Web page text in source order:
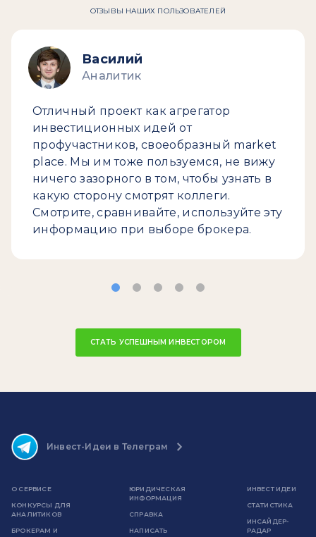
ОТЗЫВЫ НАШИХ ПОЛЬЗОВАТЕЛЕЙ
Василий
Аналитик
Отличный проект как агрегатор
инвестиционных идей от
профучастников, своеобразный market
place. Мы им тоже пользуемся, не вижу
ничего зазорного в том, чтобы узнать в
какую сторону смотрят коллеги.
Смотрите, сравнивайте, используйте эту
информацию при выборе брокера.
СТАТЬ УСПЕШНЫМ ИНВЕСТОРОМ
Инвест-Идеи в Телеграм
О СЕРВИСЕ
КОНКУРСЫ ДЛЯ
АНАЛИТИКОВ
БРОКЕРАМ И
ЮРИДИЧЕСКАЯ
ИНФОРМАЦИЯ
СПРАВКА
НАПИСАТЬ
ИНВЕСТ ИДЕИ
СТАТИСТИКА
ИНСАЙДЕР-
РАДАР